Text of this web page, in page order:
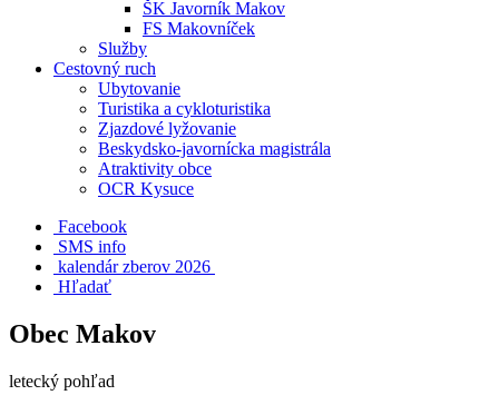
ŠK Javorník Makov
FS Makovníček
Služby
Cestovný ruch
Ubytovanie
Turistika a cykloturistika
Zjazdové lyžovanie
Beskydsko-javornícka magistrála
Atraktivity obce
OCR Kysuce
Facebook
SMS info
​ kalendár zberov 2026
Hľadať
Obec Makov
letecký pohľad